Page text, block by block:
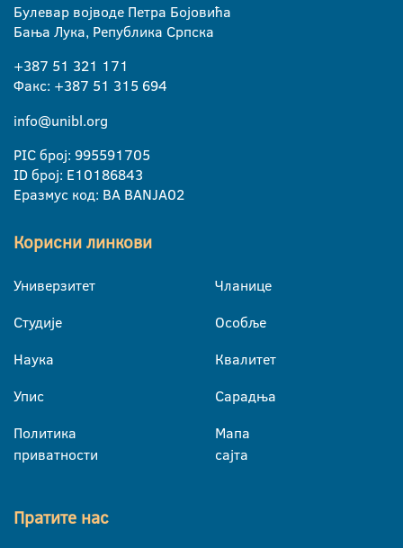
Булевар војводе Петра Бојовића
Бања Лука, Република Српска
+387 51 321 171
Факс: +387 51 315 694
info@unibl.org
PIC број: 995591705
ID број: E10186843
Еразмус код: BA BANJA02
Корисни линкови
Универзитет
Студије
Наука
Упис
Политика
приватности
Чланице
Особље
Квалитет
Сарадња
Мапа
сајта
Пратите нас